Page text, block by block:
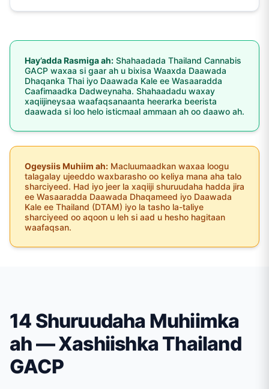
Hay’adda Rasmiga ah: Shahaadada Thailand Cannabis
GACP waxaa si gaar ah u bixisa Waaxda Daawada
Dhaqanka Thai iyo Daawada Kale ee Wasaaradda
Caafimaadka Dadweynaha. Shahaadadu waxay
xaqiijineysaa waafaqsanaanta heerarka beerista
daawada si loo helo isticmaal ammaan ah oo daawo ah.
Ogeysiis Muhiim ah: Macluumaadkan waxaa loogu
talagalay ujeeddo waxbarasho oo keliya mana aha talo
sharciyeed. Had iyo jeer la xaqiiji shuruudaha hadda jira
ee Wasaaradda Daawada Dhaqameed iyo Daawada
Kale ee Thailand (DTAM) iyo la tasho la-taliye
sharciyeed oo aqoon u leh si aad u hesho hagitaan
waafaqsan.
14 Shuruudaha Muhiimka
ah — Xashiishka Thailand
GACP